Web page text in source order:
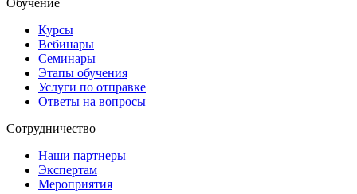
Обучение
Курсы
Вебинары
Семинары
Этапы обучения
Услуги по отправке
Ответы на вопросы
Сотрудничество
Наши партнеры
Экспертам
Мероприятия